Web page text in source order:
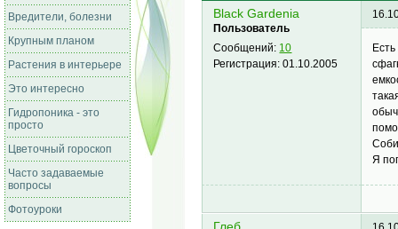
Вредители, болезни
Крупным планом
Растения в интерьере
Это интересно
Гидропоника - это
просто
Цветочный гороскоп
Часто задаваемые
вопросы
Фотоуроки
Black Gardenia
Пользователь
Сообщений: 10
Регистрация:01.10.2005
Я